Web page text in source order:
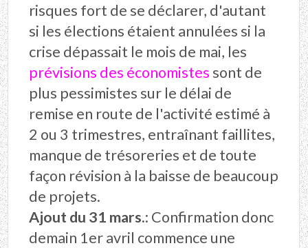
risques fort de se déclarer, d'autant
si les élections étaient annulées si la
crise dépassait le mois de mai, les
prévisions des économistes sont de
plus pessimistes sur le délai de
remise en route de l'activité estimé à
2 ou 3 trimestres, entraînant faillites,
manque de trésoreries et de toute
façon révision à la baisse de beaucoup
de projets.
Ajout du 31 mars.: Confirmation donc
demain 1er avril commence une